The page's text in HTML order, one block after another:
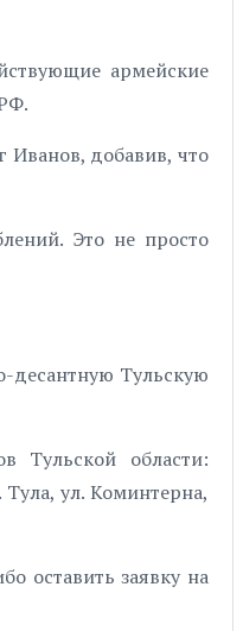
армейские
Иванов, добавив, что
Это не просто
десантную Тульскую
Тульской области:
ул. Коминтерна,
оставить заявку на